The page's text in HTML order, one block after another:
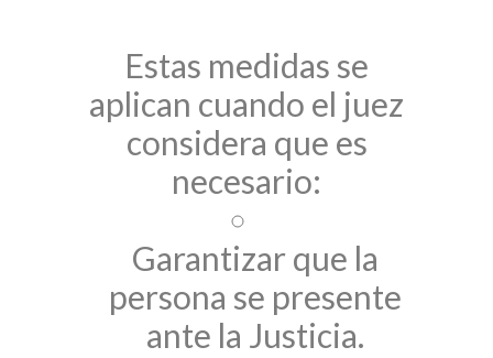
Estas medidas se
aplican cuando el juez
considera que es
necesario:
Garantizar que la
persona se presente
ante la Justicia.